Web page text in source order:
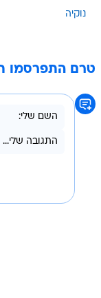
נוקיה
טרם התפרסמו